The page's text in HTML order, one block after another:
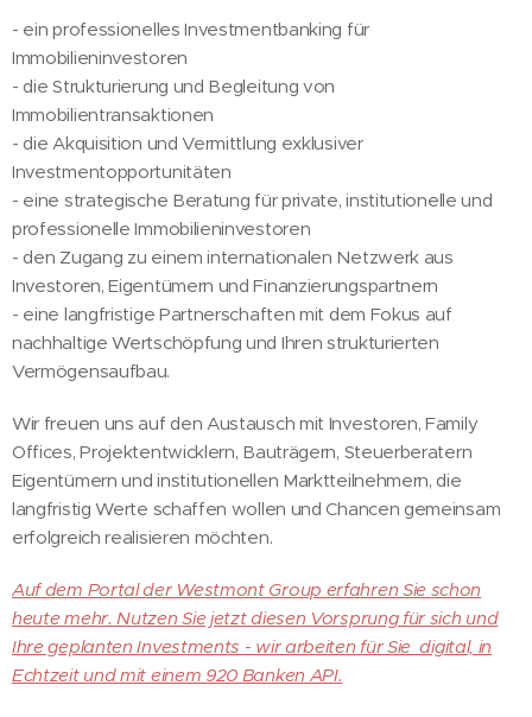
- ein professionelles Investmentbanking für
Immobilieninvestoren
- die Strukturierung und Begleitung von
Immobilientransaktionen
- die Akquisition und Vermittlung exklusiver
Investmentopportunitäten
- eine strategische Beratung für private, institutionelle und
professionelle Immobilieninvestoren
- den Zugang zu einem internationalen Netzwerk aus
Investoren, Eigentümern und Finanzierungspartnern
- eine langfristige Partnerschaften mit dem Fokus auf
nachhaltige Wertschöpfung und Ihren strukturierten
Vermögensaufbau.
Wir freuen uns auf den Austausch mit Investoren, Family
Offices, Projektentwicklern, Bauträgern, Steuerberatern
Eigentümern und institutionellen Marktteilnehmern, die
langfristig Werte schaffen wollen und Chancen gemeinsam
erfolgreich realisieren möchten.
Auf dem Portal der Westmont Group erfahren Sie schon
heute mehr. Nutzen Sie jetzt diesen Vorsprung für sich und
Ihre geplanten Investments - wir arbeiten für Sie digital, in
Echtzeit und mit einem 920 Banken API.